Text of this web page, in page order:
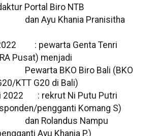
Portal Biro NTB
Khania Pranisitha
: pewarta Genta Tenri
Pusat) menjadi
Biro Bali (BKO
KTT G20 di Bali)
: rekrut Ni Putu Putri
pengganti Komang S)
Nampu
Ayu Khania P.)